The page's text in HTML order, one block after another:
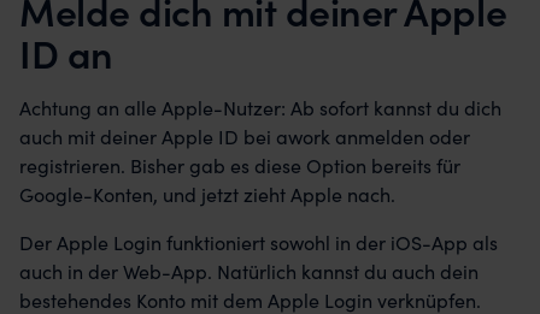
ID an
Achtung an alle Apple-Nutzer: Ab sofort kannst du dich
auch mit deiner Apple ID bei awork anmelden oder
registrieren. Bisher gab es diese Option bereits für
Google-Konten, und jetzt zieht Apple nach.
Der Apple Login funktioniert sowohl in der iOS-App als
auch in der Web-App. Natürlich kannst du auch dein
bestehendes Konto mit dem Apple Login verknüpfen.